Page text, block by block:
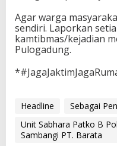
Agar warga
sendiri. Laporkan
kamtibmas/kejadian
Pulogadung.
Headline
Sebagai
Unit Sabhara Patko B
Sambangi PT. Barata